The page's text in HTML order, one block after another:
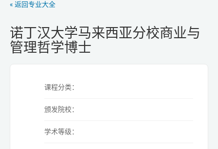
« 返回专业大全
诺丁汉大学马来西亚分校商业与
管理哲学博士
课程分类：
颁发院校：
学术等级：